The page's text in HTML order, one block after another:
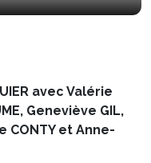
avec Valérie
Geneviève GIL,
CONTY et Anne-